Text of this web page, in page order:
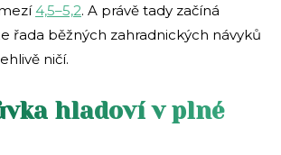
4,5–5,2. A právě tady začíná
řada běžných zahradnických návyků
ničí.
hladoví v plné